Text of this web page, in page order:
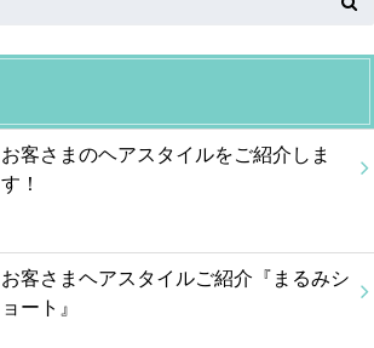
お客さまのヘアスタイルをご紹介しま
す！
お客さまヘアスタイルご紹介『まるみシ
ョート』